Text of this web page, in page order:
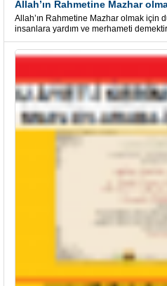
Allah’ın Rahmetine Mazhar olmak için
insanlara yardım ve merhameti